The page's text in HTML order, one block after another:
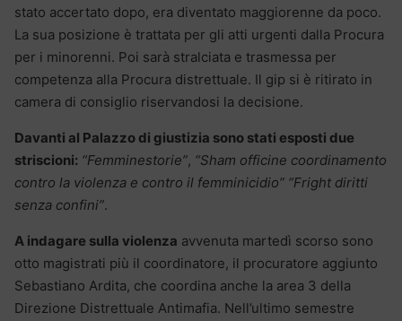
stato accertato dopo, era diventato maggiorenne da poco.
La sua posizione è trattata per gli atti urgenti dalla Procura
per i minorenni. Poi sarà stralciata e trasmessa per
competenza alla Procura distrettuale. Il gip si è ritirato in
camera di consiglio riservandosi la decisione.
Davanti al Palazzo di giustizia sono stati esposti due
striscioni: “Femminestorie”, “Sham officine coordinamento
contro la violenza e contro il femminicidio” “Fright diritti
senza confini”.
A indagare sulla violenza avvenuta martedì scorso sono
otto magistrati più il coordinatore, il procuratore aggiunto
Sebastiano Ardita, che coordina anche la area 3 della
Direzione Distrettuale Antimafia. Nell’ultimo semestre